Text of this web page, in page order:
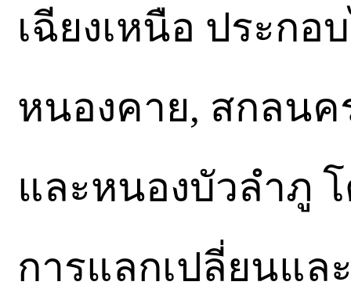
เฉียงเหนือ ประก
หนองคาย, สกลนค
และหนองบัวลำภู
การแลกเปลี่ยนแล